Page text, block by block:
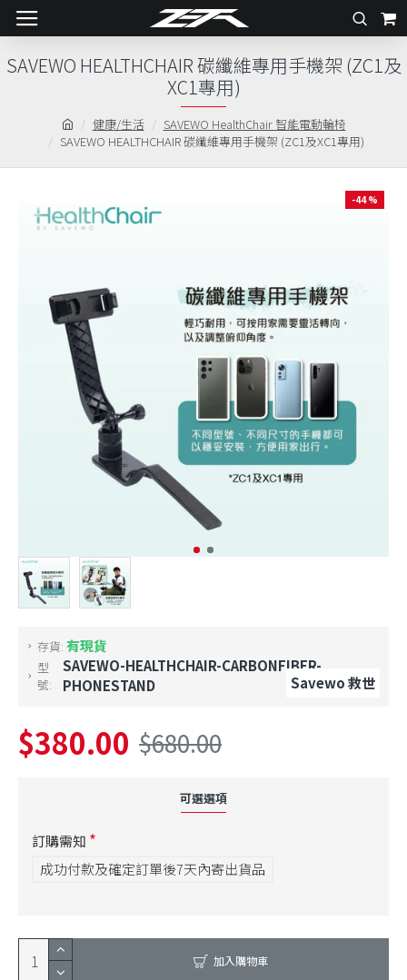
健康/生活
SAVEWO HealthChair 智能電動輪椅
SAVEWO HEALTHCHAIR 碳纖維專用手機架 (ZC1及XC1專用)
SAVEWO HEALTHCHAIR 碳纖維專用手機架 (ZC1及
XC1專用)
-44 %
存貨: 有現貨
型
號:
SAVEWO-HEALTHCHAIR-CARBONFIBER-
PHONESTAND
Savewo 救世
$380.00 $680.00
可選選項
訂購需知
成功付款及確定訂單後7天內寄出貨品
加入購物車